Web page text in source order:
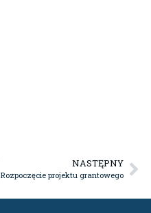
NASTĘPNY
Rozpoczęcie projektu grantowego